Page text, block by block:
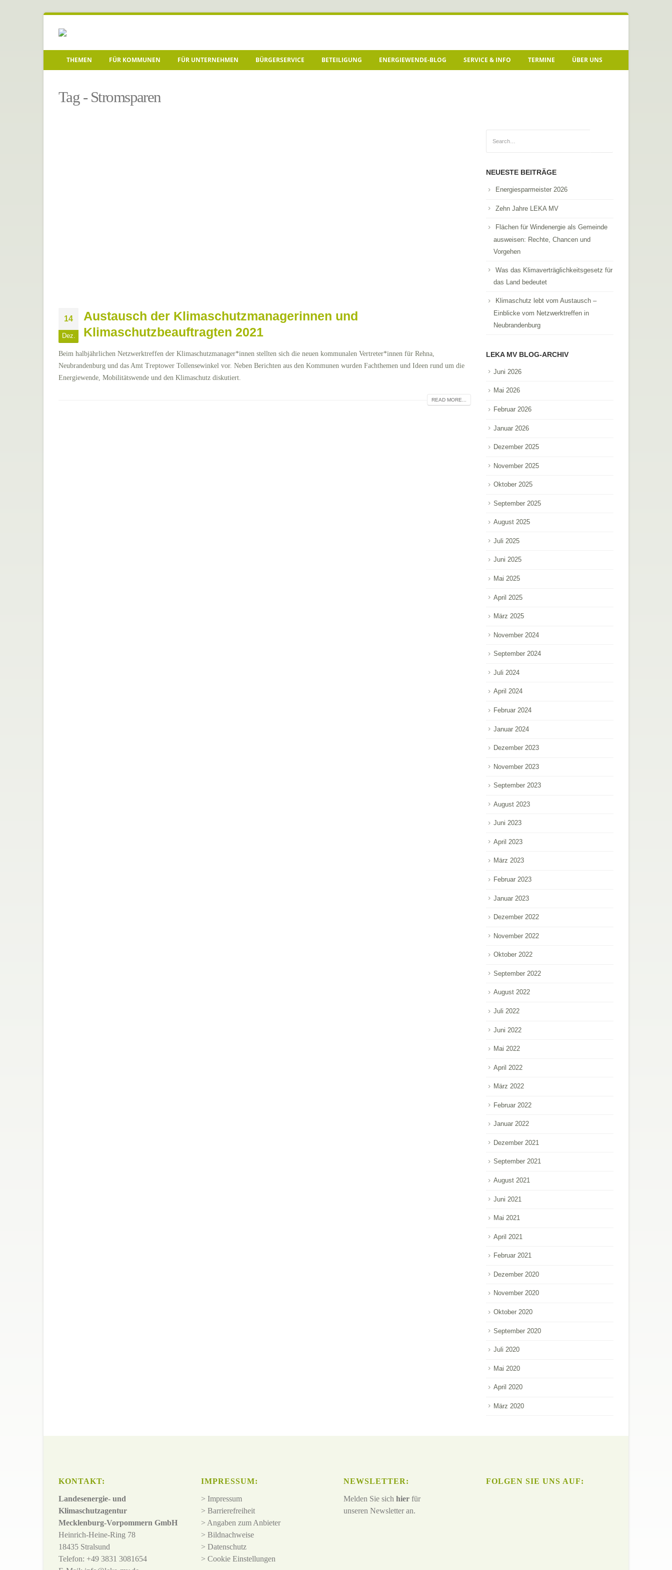
THEMEN FÜR KOMMUNEN FÜR UNTERNEHMEN BÜRGERSERVICE BETEILIGUNG ENERGIEWENDE-BLOG SERVICE & INFO TERMINE ÜBER UNS
Tag - Stromsparen
14
Dez.
Austausch der Klimaschutzmanagerinnen und
Klimaschutzbeauftragten 2021
Beim halbjährlichen Netzwerktreffen der Klimaschutzmanager*innen stellten sich die neuen kommunalen Vertreter*innen für Rehna,
Neubrandenburg und das Amt Treptower Tollensewinkel vor. Neben Berichten aus den Kommunen wurden Fachthemen und Ideen rund um die
Energiewende, Mobilitätswende und den Klimaschutz diskutiert.
READ MORE...
NEUESTE BEITRÄGE
Energiesparmeister 2026
Zehn Jahre LEKA MV
Flächen für Windenergie als Gemeinde
ausweisen: Rechte, Chancen und
Vorgehen
Was das Klimaverträglichkeitsgesetz für
das Land bedeutet
Klimaschutz lebt vom Austausch –
Einblicke vom Netzwerktreffen in
Neubrandenburg
LEKA MV BLOG-ARCHIV
Juni 2026
Mai 2026
Februar 2026
Januar 2026
Dezember 2025
November 2025
Oktober 2025
September 2025
August 2025
Juli 2025
Juni 2025
Mai 2025
April 2025
März 2025
November 2024
September 2024
Juli 2024
April 2024
Februar 2024
Januar 2024
Dezember 2023
November 2023
September 2023
August 2023
Juni 2023
April 2023
März 2023
Februar 2023
Januar 2023
Dezember 2022
November 2022
Oktober 2022
September 2022
August 2022
Juli 2022
Juni 2022
Mai 2022
April 2022
März 2022
Februar 2022
Januar 2022
Dezember 2021
September 2021
August 2021
Juni 2021
Mai 2021
April 2021
Februar 2021
Dezember 2020
November 2020
Oktober 2020
September 2020
Juli 2020
Mai 2020
April 2020
März 2020
KONTAKT:
Landesenergie- und
Klimaschutzagentur
Mecklenburg-Vorpommern GmbH
Heinrich-Heine-Ring 78
18435 Stralsund
Telefon: +49 3831 3081654
IMPRESSUM:
> Impressum
> Barrierefreiheit
> Angaben zum Anbieter
> Bildnachweise
> Datenschutz
> Cookie Einstellungen
NEWSLETTER:
Melden Sie sich hier für
unseren Newsletter an.
FOLGEN SIE UNS AUF: